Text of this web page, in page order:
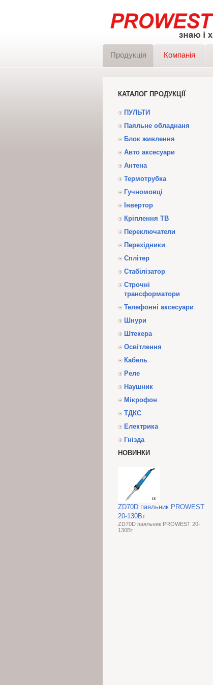
Продукція Компанія
КАТАЛОГ ПРОДУКЦІЇ
ПУЛЬТИ
Паяльне обладнаня
Блок живлення
Авто аксесуари
Антена
Термотрубка
Гучномовці
Інвертор
Кріплення ТВ
Переключатели
Перехідники
Сплітер
Стабілізатор
Строчні
трансформатори
Телефонні аксесуари
Шнури
Штекера
Освітлення
Кабель
Реле
Наушник
Мікрофон
ТДКС
Електрика
Гнізда
НОВИНКИ
ZD70D паяльник PROWEST
20-130Вт
ZD70D паяльник PROWEST 20-
130Вт